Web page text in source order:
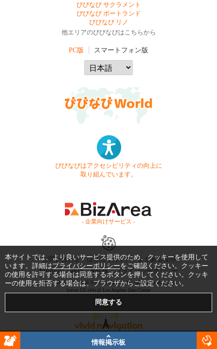
びびなび サクラメント
びびなび ポートランド
びびなび リノ
他エリアのびびなびはこちらから
PC版 スマートフォン版
びびなびはアクセシビリティの向上に
取り組んでいます。
- 企業向けサービス -
お問い合わせ はじめてガイド
よくある質問
利用規約
商標・著作権 プライバシーポリシー
Copyright © 1999-2026 Vivid Navigation, Inc. All Rights Reserved.
Server US (44) @ Los Angeles Data Center
情報掲示板
本サイトでは、より良いサービス提供のため、クッキーを使用して
います。詳細はプライバシーポリシーをご確認ください。クッキー
の使用を許可する場合は同意するボタンを押してください。クッキ
ーの使用を拒否する場合は、ブラウザからご設定ください。